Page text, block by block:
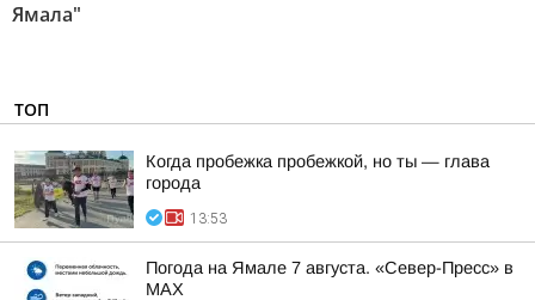
Ямала"
ТОП
Когда пробежка пробежкой, но ты — глава
города
13:53
Погода на Ямале 7 августа. «Север-Пресс» в
MAX